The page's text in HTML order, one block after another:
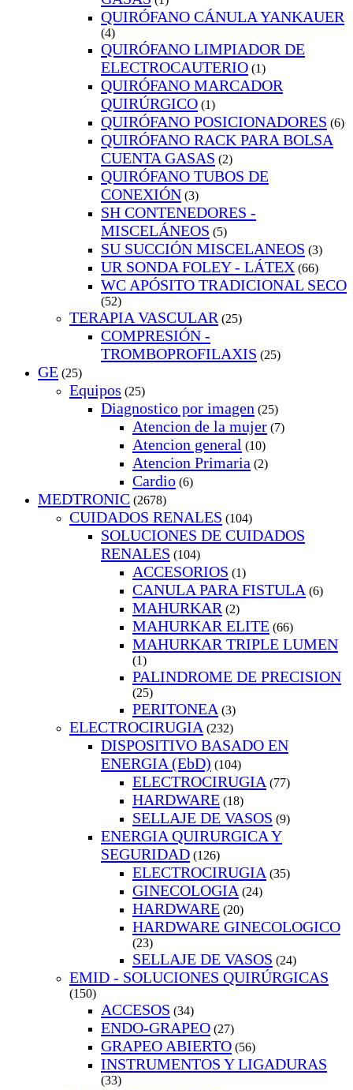
QUIRÓFANO CÁNULA YANKAUER
(4)
QUIRÓFANO LIMPIADOR DE
ELECTROCAUTERIO (1)
QUIRÓFANO MARCADOR
QUIRÚRGICO (1)
QUIRÓFANO POSICIONADORES (6)
QUIRÓFANO RACK PARA BOLSA
CUENTA GASAS (2)
QUIRÓFANO TUBOS DE
CONEXIÓN (3)
SH CONTENEDORES -
MISCELÁNEOS (5)
SU SUCCIÓN MISCELANEOS (3)
UR SONDA FOLEY - LÁTEX (66)
WC APÓSITO TRADICIONAL SECO
(52)
TERAPIA VASCULAR (25)
COMPRESIÓN -
TROMBOPROFILAXIS (25)
GE (25)
Equipos (25)
Diagnostico por imagen (25)
Atencion de la mujer (7)
Atencion general (10)
Atencion Primaria (2)
Cardio (6)
MEDTRONIC (2678)
CUIDADOS RENALES (104)
SOLUCIONES DE CUIDADOS
RENALES (104)
ACCESORIOS (1)
CANULA PARA FISTULA (6)
MAHURKAR (2)
MAHURKAR ELITE (66)
MAHURKAR TRIPLE LUMEN
(1)
PALINDROME DE PRECISION
(25)
PERITONEA (3)
ELECTROCIRUGIA (232)
DISPOSITIVO BASADO EN
ENERGIA (EbD) (104)
ELECTROCIRUGIA (77)
HARDWARE (18)
SELLAJE DE VASOS (9)
ENERGIA QUIRURGICA Y
SEGURIDAD (126)
ELECTROCIRUGIA (35)
GINECOLOGIA (24)
HARDWARE (20)
HARDWARE GINECOLOGICO
(23)
SELLAJE DE VASOS (24)
EMID - SOLUCIONES QUIRÚRGICAS
(150)
ACCESOS (34)
ENDO-GRAPEO (27)
GRAPEO ABIERTO (56)
INSTRUMENTOS Y LIGADURAS
(33)